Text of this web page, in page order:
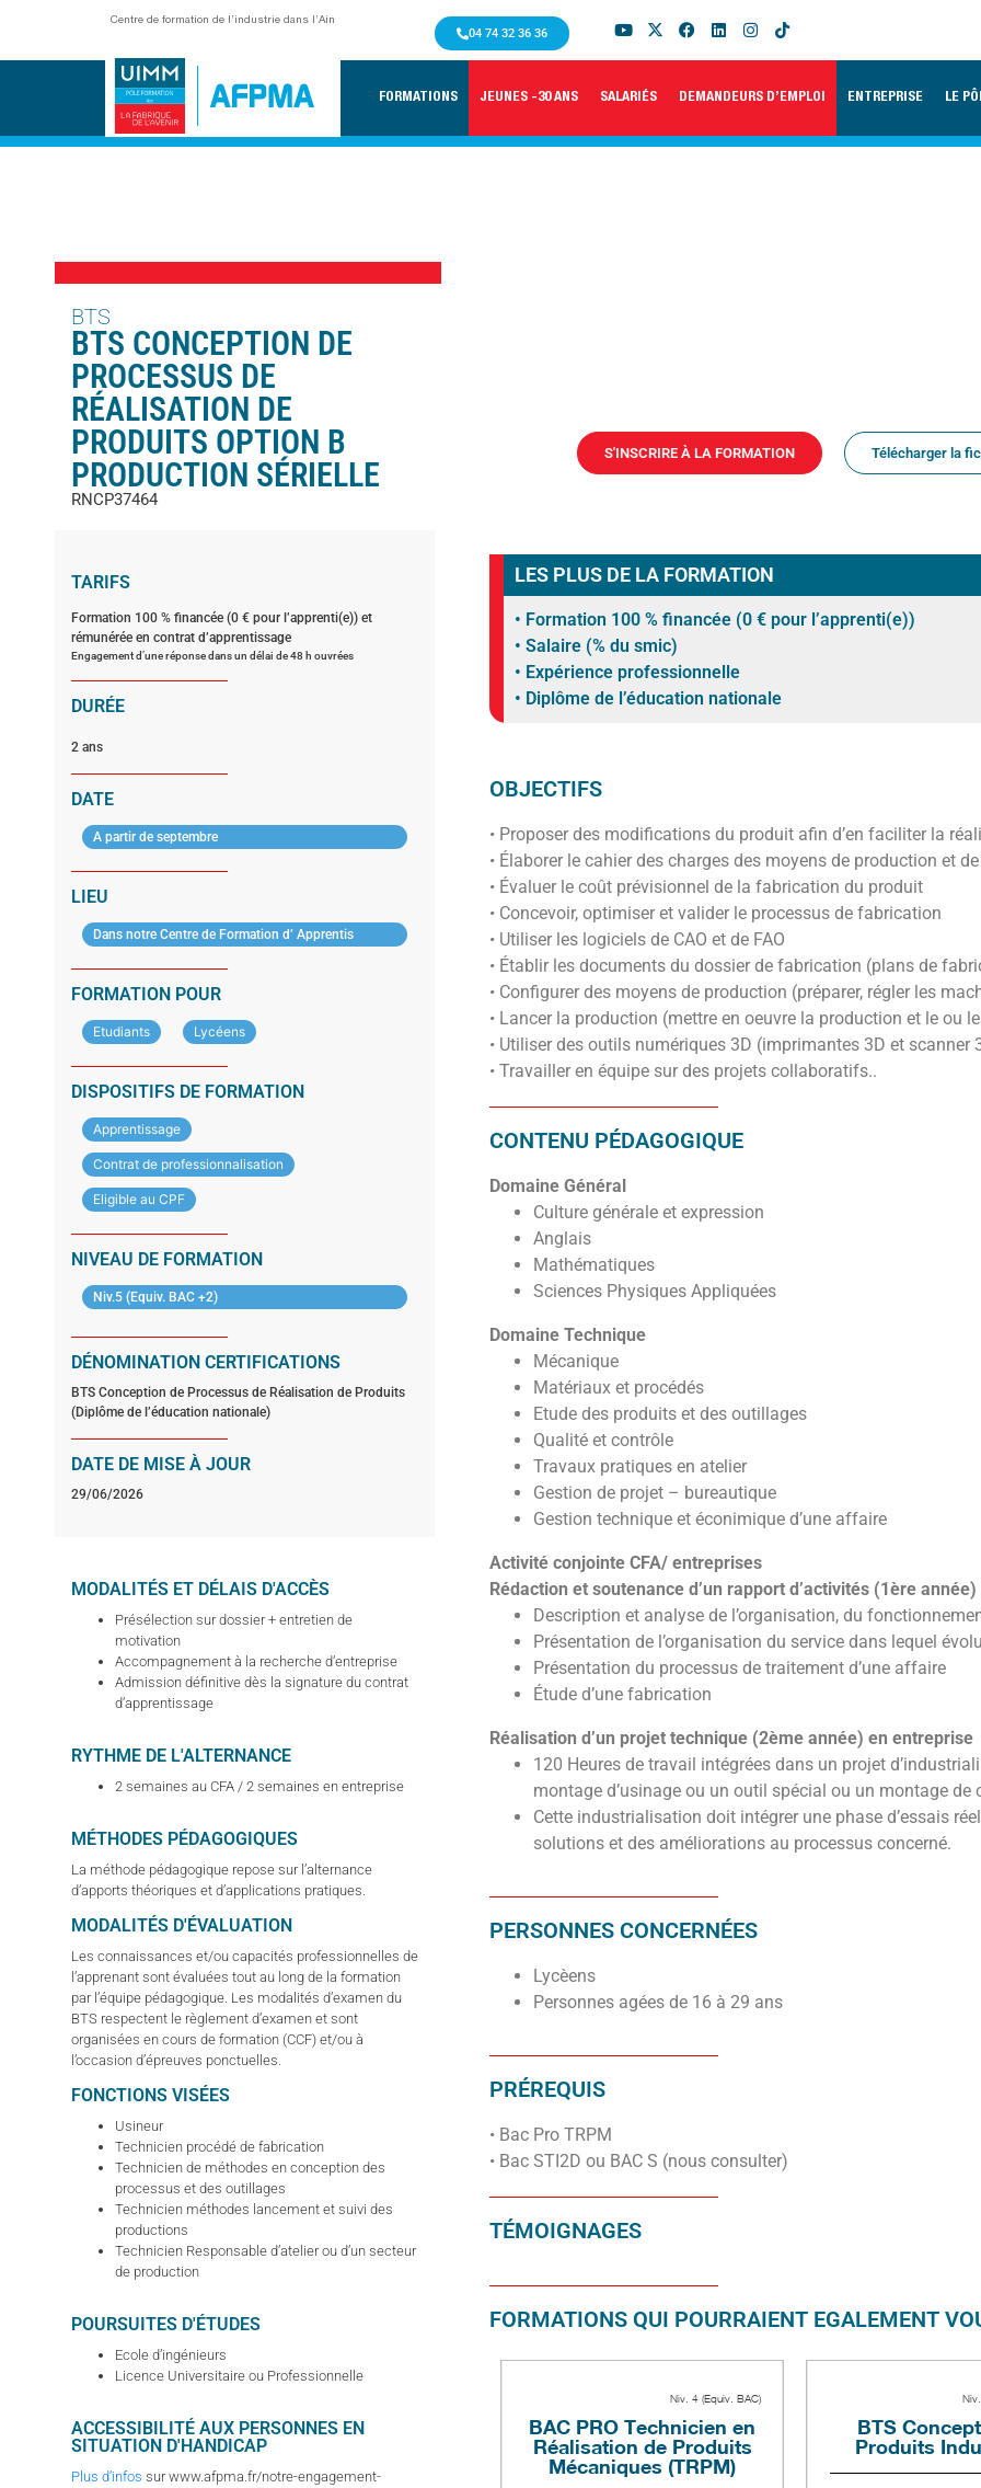
Centre de formation de l’industrie dans l’Ain
04 74 32 36 36
FORMATIONS JEUNES -30 ANS SALARIÉS DEMANDEURS D’EMPLOI ENTREPRISE LE
BTS
BTS CONCEPTION DE
PROCESSUS DE
RÉALISATION DE
PRODUITS OPTION B
PRODUCTION SÉRIELLE
RNCP37464
TARIFS
Formation 100 % financée (0 € pour l’apprenti(e)) et
rémunérée en contrat d’apprentissage
Engagement d’une réponse dans un délai de 48 h ouvrées
DURÉE
2 ans
DATE
A partir de septembre
LIEU
Dans notre Centre de Formation d’ Apprentis
FORMATION POUR
Etudiants Lycéens
DISPOSITIFS DE FORMATION
Apprentissage
Contrat de professionnalisation
Eligible au CPF
NIVEAU DE FORMATION
Niv.5 (Equiv. BAC +2)
DÉNOMINATION CERTIFICATIONS
BTS Conception de Processus de Réalisation de Produits
(Diplôme de l’éducation nationale)
DATE DE MISE À JOUR
29/06/2026
MODALITÉS ET DÉLAIS D'ACCÈS
Présélection sur dossier + entretien de
motivation
Accompagnement à la recherche d’entreprise
Admission définitive dès la signature du contrat
d’apprentissage
RYTHME DE L'ALTERNANCE
2 semaines au CFA / 2 semaines en entreprise
MÉTHODES PÉDAGOGIQUES
La méthode pédagogique repose sur l’alternance
d’apports théoriques et d’applications pratiques.
MODALITÉS D'ÉVALUATION
Les connaissances et/ou capacités professionnelles de
l’apprenant sont évaluées tout au long de la formation
par l’équipe pédagogique. Les modalités d’examen du
BTS respectent le règlement d’examen et sont
organisées en cours de formation (CCF) et/ou à
l’occasion d’épreuves ponctuelles.
FONCTIONS VISÉES
Usineur
Technicien procédé de fabrication
Technicien de méthodes en conception des
processus et des outillages
Technicien méthodes lancement et suivi des
productions
Technicien Responsable d’atelier ou d’un secteur
de production
POURSUITES D'ÉTUDES
Ecole d’ingénieurs
Licence Universitaire ou Professionnelle
ACCESSIBILITÉ AUX PERSONNES EN
SITUATION D'HANDICAP
Plus d’infos sur www.afpma.fr/notre-engagement-
S'INSCRIRE À LA FORMATION Télécharger la
LES PLUS DE LA FORMATION
• Formation 100 % financée (0 € pour l’apprenti(e))
• Salaire (% du smic)
• Expérience professionnelle
• Diplôme de l’éducation nationale
OBJECTIFS
• Proposer des modifications du produit afin d’en faciliter la
• Élaborer le cahier des charges des moyens de production et
• Évaluer le coût prévisionnel de la fabrication du produit
• Concevoir, optimiser et valider le processus de fabrication
• Utiliser les logiciels de CAO et de FAO
• Établir les documents du dossier de fabrication (plans de
• Configurer des moyens de production (préparer, régler les
• Lancer la production (mettre en oeuvre la production et le ou
• Utiliser des outils numériques 3D (imprimantes 3D et scanner
• Travailler en équipe sur des projets collaboratifs..
CONTENU PÉDAGOGIQUE
Domaine Général
Culture générale et expression
Anglais
Mathématiques
Sciences Physiques Appliquées
Domaine Technique
Mécanique
Matériaux et procédés
Etude des produits et des outillages
Qualité et contrôle
Travaux pratiques en atelier
Gestion de projet – bureautique
Gestion technique et éconimique d’une affaire
Activité conjointe CFA/ entreprises
Rédaction et soutenance d’un rapport d’activités (1ère
Description et analyse de l’organisation, du
Présentation de l’organisation du service dans lequel
Présentation du processus de traitement d’une affaire
Étude d’une fabrication
Réalisation d’un projet technique (2ème année) en entreprise
120 Heures de travail intégrées dans un projet
montage d’usinage ou un outil spécial ou un montage de
Cette industrialisation doit intégrer une phase d’essais
solutions et des améliorations au processus concerné.
PERSONNES CONCERNÉES
Lycèens
Personnes agées de 16 à 29 ans
PRÉREQUIS
• Bac Pro TRPM
• Bac STI2D ou BAC S (nous consulter)
TÉMOIGNAGES
FORMATIONS QUI POURRAIENT EGALEMENT
Niv. 4 (Equiv. BAC)
BAC PRO Technicien en
Réalisation de Produits
Mécaniques (TRPM)
BTS
Produits